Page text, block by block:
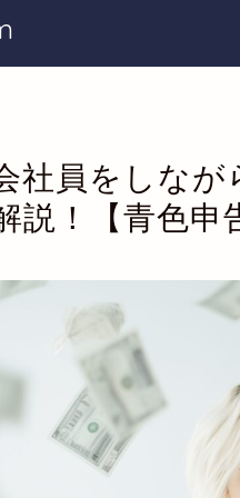
社員をしな
説！【青色申